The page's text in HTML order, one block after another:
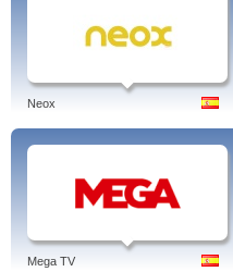
Neox
Mega TV